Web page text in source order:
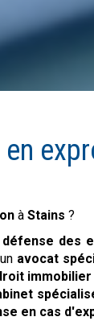
àStains ?
défense des
avocat
immobilier
en cas